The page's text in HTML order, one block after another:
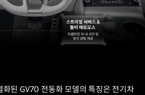
화된 GV70 전동화 모델의 특징은 전기차